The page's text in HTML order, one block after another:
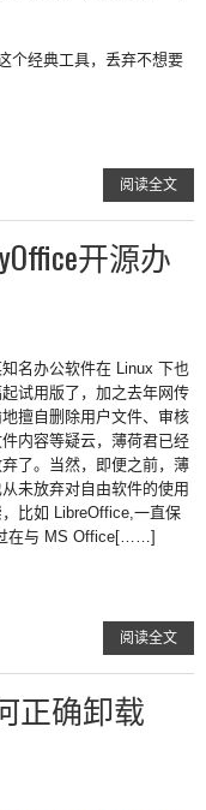
个经典工具，丢弃不想要
阅读全文
开源办
名办公软件在 Linux 下也
试用版了，加之去年网传
擅自删除用户文件、审核
内容等疑云，薄荷君已经
了。当然，即便之前，薄
未放弃对自由软件的使用
比如 LibreOffice,一直保
在与 MS Office[……]
阅读全文
正确卸载